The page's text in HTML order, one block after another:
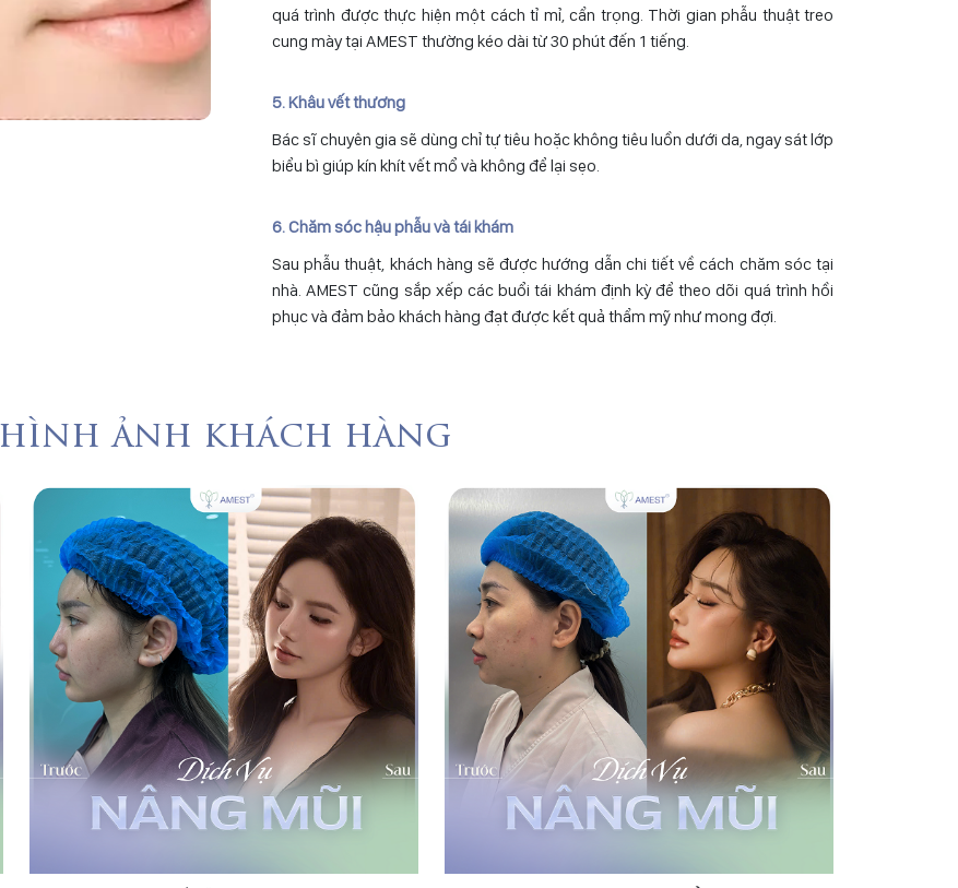
quá trình được thực hiện một cách tỉ mỉ, cẩn trọng. Thời gian phẫu thuật treo
cung mày tại AMEST thường kéo dài từ 30 phút đến 1 tiếng.
5. Khâu vết thương
Bác sĩ chuyên gia sẽ dùng chỉ tự tiêu hoặc không tiêu luồn dưới da, ngay sát lớp
biểu bì giúp kín khít vết mổ và không để lại sẹo.
6. Chăm sóc hậu phẫu và tái khám
Sau phẫu thuật, khách hàng sẽ được hướng dẫn chi tiết về cách chăm sóc tại
nhà. AMEST cũng sắp xếp các buổi tái khám định kỳ để theo dõi quá trình hồi
phục và đảm bảo khách hàng đạt được kết quả thẩm mỹ như mong đợi.
hình ảnh khách hàng